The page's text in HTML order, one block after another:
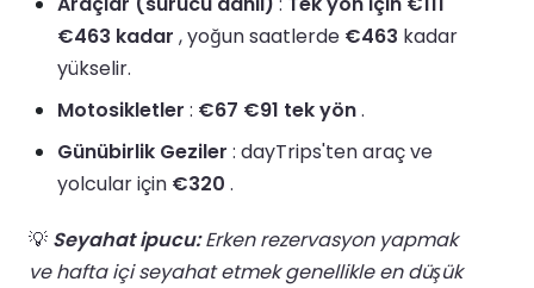
€463 kadar , yoğun saatlerde €463 kadar
yükselir.
Motosikletler : €67 €91 tek yön.
Günübirlik Geziler : dayTrips'ten araç ve
yolcular için €320 .
💡 Seyahat ipucu:Erken rezervasyon yapmak
ve hafta içi seyahat etmek genellikle en düşük